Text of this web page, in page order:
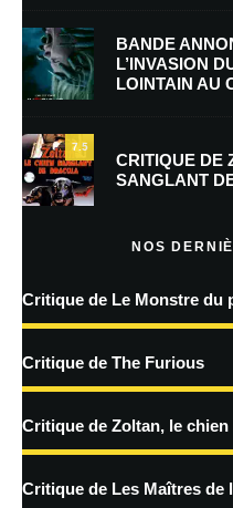
Enregistrer mon nom, mon e-
mon prochain commentaire.
plus sur la façon dont les
BANDE
L’INVASION
LOINTAIN AU
7.5
CRITIQUE DE
SANGLANT
NOS
Critique de Le Monstre du
Critique de The Furious
Critique de Zoltan, le
Critique de Les Maîtres de